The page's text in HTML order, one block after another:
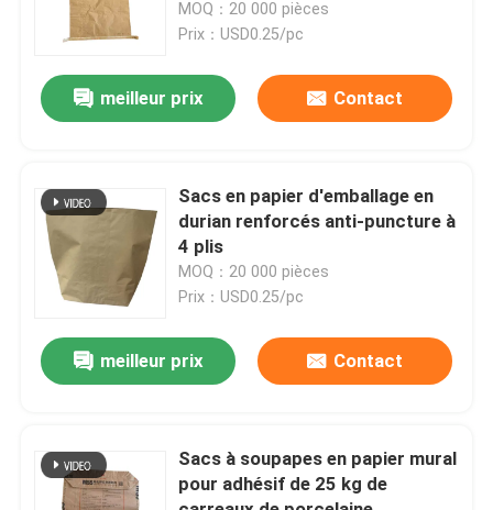
Au sujet de nous
Visite d'usine
Contactez-nous
Nouvelles
Demandez une citation
Pp cimentent des sacs
collecteur de scories, emballage
de scories de fonderie, taille
MOQ：20 000 pièces
Prix：USD0.25/pc
meilleur prix Contact
Sacs en papier d'emballage en
durian renforcés anti-puncture à
4 plis
MOQ：20 000 pièces
Prix：USD0.25/pc
meilleur prix Contact
Sacs à soupapes en papier mural
pour adhésif de 25 kg de